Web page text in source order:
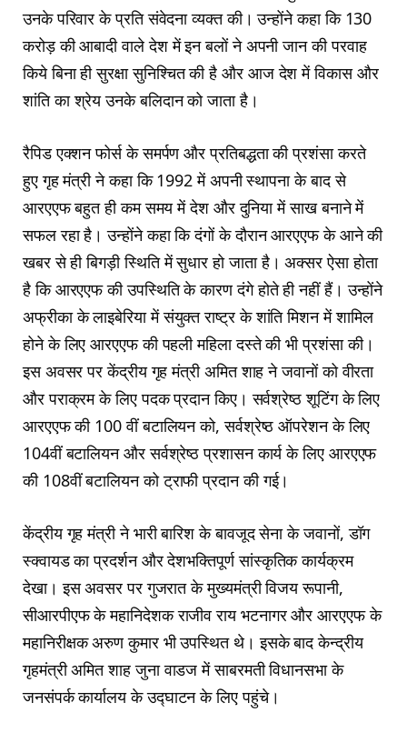
उनके परिवार के प्रति संवेदना व्यक्त की। उन्होंने कहा कि 130
करोड़ की आबादी वाले देश में इन बलों ने अपनी जान की परवाह
किये बिना ही सुरक्षा सुनिश्चित की है और आज देश में विकास और
शांति का श्रेय उनके बलिदान को जाता है।
रैपिड एक्शन फोर्स के समर्पण और प्रतिबद्धता की प्रशंसा करते
हुए गृह मंत्री ने कहा कि 1992 में अपनी स्थापना के बाद से
आरएएफ बहुत ही कम समय में देश और दुनिया में साख बनाने में
सफल रहा है। उन्होंने कहा कि दंगों के दौरान आरएएफ के आने की
खबर से ही बिगड़ी स्थिति में सुधार हो जाता है। अक्सर ऐसा होता
है कि आरएएफ की उपस्थिति के कारण दंगे होते ही नहीं हैं। उन्होंने
अफ्रीका के लाइबेरिया में संयुक्त राष्ट्र के शांति मिशन में शामिल
होने के लिए आरएएफ की पहली महिला दस्ते की भी प्रशंसा की।
इस अवसर पर केंद्रीय गृह मंत्री अमित शाह ने जवानों को वीरता
और पराक्रम के लिए पदक प्रदान किए। सर्वश्रेष्ठ शूटिंग के लिए
आरएएफ की 100 वीं बटालियन को, सर्वश्रेष्ठ ऑपरेशन के लिए
104वीं बटालियन और सर्वश्रेष्ठ प्रशासन कार्य के लिए आरएएफ
की 108वीं बटालियन को ट्राफी प्रदान की गई।
केंद्रीय गृह मंत्री ने भारी बारिश के बावजूद सेना के जवानों, डॉग
स्क्वायड का प्रदर्शन और देशभक्तिपूर्ण सांस्कृतिक कार्यक्रम
देखा। इस अवसर पर गुजरात के मुख्यमंत्री विजय रूपानी,
सीआरपीएफ के महानिदेशक राजीव राय भटनागर और आरएएफ के
महानिरीक्षक अरुण कुमार भी उपस्थित थे। इसके बाद केन्द्रीय
गृहमंत्री अमित शाह जुना वाडज में साबरमती विधानसभा के
जनसंपर्क कार्यालय के उद्घाटन के लिए पहुंचे।